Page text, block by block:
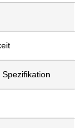
Spezifikation